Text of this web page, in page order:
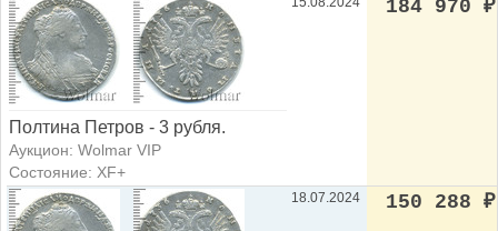
Полтина Петров - 3 рубля.
Аукцион: Wolmar VIP
Состояние: XF+
184 970 ₽
18.07.2024 150 288 ₽